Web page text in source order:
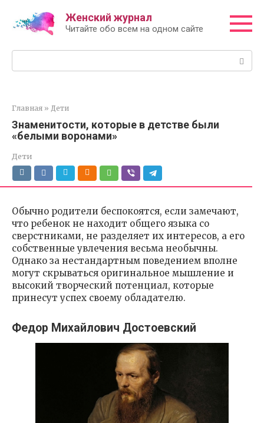
контенту
Женский журнал
Читайте обо всем на одном сайте
Главная » Дети
Знаменитости, которые в детстве были
«белыми воронами»
Дети
Обычно родители беспокоятся, если замечают,
что ребенок не находит общего языка со
сверстниками, не разделяет их интересов, а его
собственные увлечения весьма необычны.
Однако за нестандартным поведением вполне
могут скрываться оригинальное мышление и
высокий творческий потенциал, которые
принесут успех своему обладателю.
Федор Михайлович Достоевский